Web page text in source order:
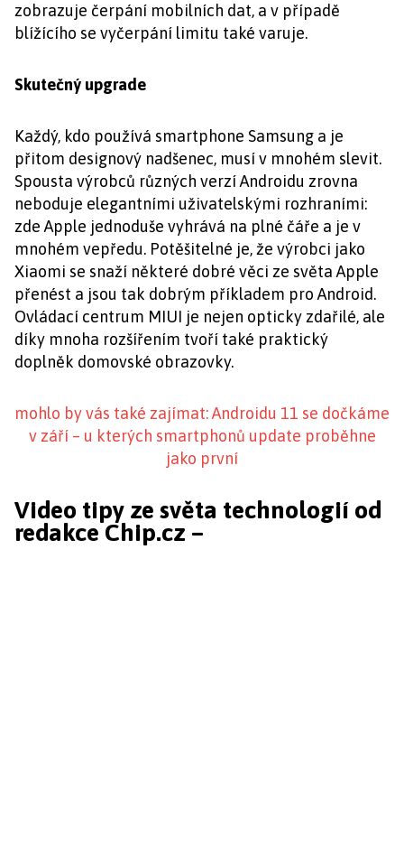
zobrazuje čerpání mobilních dat, a v případě
blížícího se vyčerpání limitu také varuje.
Skutečný upgrade
Každý, kdo používá smartphone Samsung a je
přitom designový nadšenec, musí v mnohém slevit.
Spousta výrobců různých verzí Androidu zrovna
neboduje elegantními uživatelskými rozhraními:
zde Apple jednoduše vyhrává na plné čáře a je v
mnohém vepředu. Potěšitelné je, že výrobci jako
Xiaomi se snaží některé dobré věci ze světa Apple
přenést a jsou tak dobrým příkladem pro Android.
Ovládací centrum MIUI je nejen opticky zdařilé, ale
díky mnoha rozšířením tvoří také praktický
doplněk domovské obrazovky.
mohlo by vás také zajímat: Androidu 11 se dočkáme
v září – u kterých smartphonů update proběhne
jako první
Video tipy ze světa technologií od
redakce Chip.cz –